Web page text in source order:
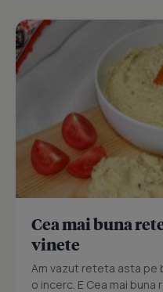
Cea mai buna
vinete
Am vazut reteta asta pe
o incerc. E Cea mai